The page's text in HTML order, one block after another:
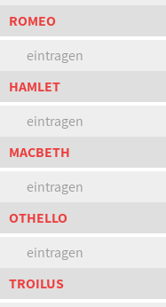
ROMEO
eintragen
HAMLET
eintragen
MACBETH
eintragen
OTHELLO
eintragen
TROILUS